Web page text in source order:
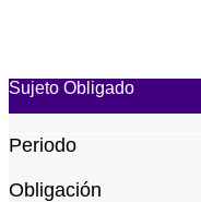
Sujeto Obligado
Periodo
Obligación